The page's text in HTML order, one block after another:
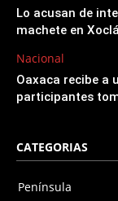
Lo acusan de
machete en
Nacional
Oaxaca recibe a
participantes
CATEGORIAS
Península